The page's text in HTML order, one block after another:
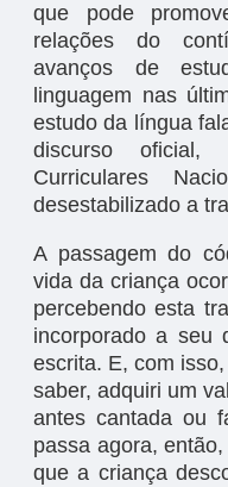
que pode
relações do
avanços de
linguagem nas
estudo da língua
discurso oficial,
Curriculares
desestabilizado a
A passagem do
vida da criança
percebendo esta
incorporado a seu
escrita. E, com
saber, adquiri um
antes cantada ou
passa agora,
que a criança